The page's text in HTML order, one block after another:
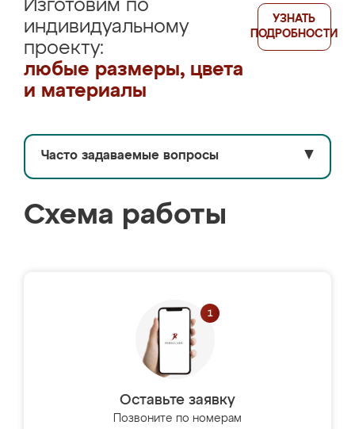
Изготовим по
индивидуальному
проекту:
любые размеры, цвета
и материалы
УЗНАТЬ
ПОДРОБНОСТИ
Часто задаваемые вопросы ▼
Схема работы
Оставьте заявку
Позвоните по номерам